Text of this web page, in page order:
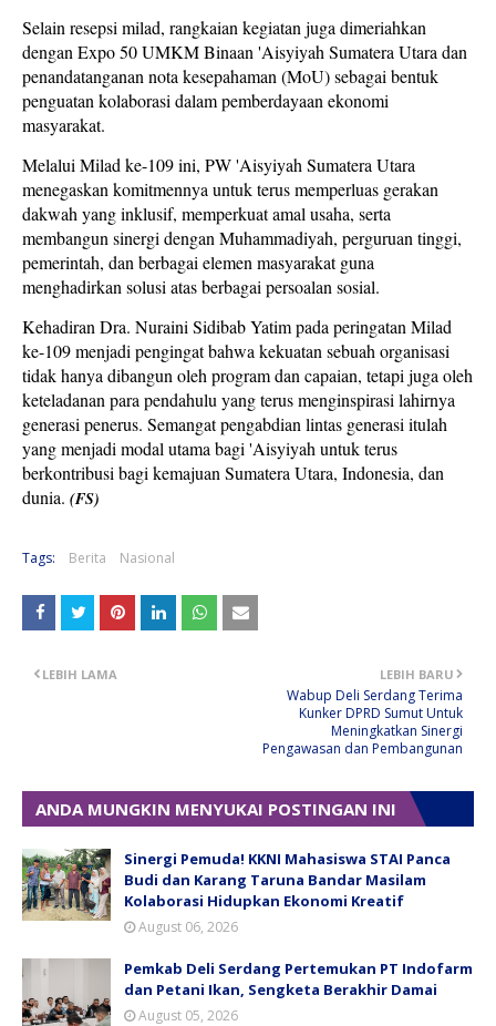
Selain resepsi milad, rangkaian kegiatan juga dimeriahkan
dengan Expo 50 UMKM Binaan 'Aisyiyah Sumatera Utara dan
penandatanganan nota kesepahaman (MoU) sebagai bentuk
penguatan kolaborasi dalam pemberdayaan ekonomi
masyarakat.
Melalui Milad ke-109 ini, PW 'Aisyiyah Sumatera Utara
menegaskan komitmennya untuk terus memperluas gerakan
dakwah yang inklusif, memperkuat amal usaha, serta
membangun sinergi dengan Muhammadiyah, perguruan tinggi,
pemerintah, dan berbagai elemen masyarakat guna
menghadirkan solusi atas berbagai persoalan sosial.
Kehadiran Dra. Nuraini Sidibab Yatim pada peringatan Milad
ke-109 menjadi pengingat bahwa kekuatan sebuah organisasi
tidak hanya dibangun oleh program dan capaian, tetapi juga oleh
keteladanan para pendahulu yang terus menginspirasi lahirnya
generasi penerus. Semangat pengabdian lintas generasi itulah
yang menjadi modal utama bagi 'Aisyiyah untuk terus
berkontribusi bagi kemajuan Sumatera Utara, Indonesia, dan
dunia. (FS)
Tags: Berita Nasional
LEBIH BARU
Wabup Deli Serdang Terima
Kunker DPRD Sumut Untuk
Meningkatkan Sinergi
Pengawasan dan Pembangunan
LEBIH LAMA
ANDA MUNGKIN MENYUKAI POSTINGAN INI
Sinergi Pemuda! KKNI Mahasiswa STAI Panca
Budi dan Karang Taruna Bandar Masilam
Kolaborasi Hidupkan Ekonomi Kreatif
August 06, 2026
Pemkab Deli Serdang Pertemukan PT Indofarm
dan Petani Ikan, Sengketa Berakhir Damai
August 05, 2026